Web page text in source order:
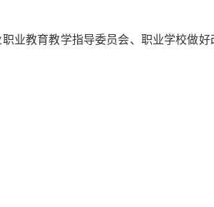
教育教学指导委员会、职业学校做好